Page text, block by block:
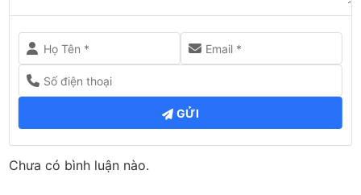
GỬI
Chưa có bình luận nào.